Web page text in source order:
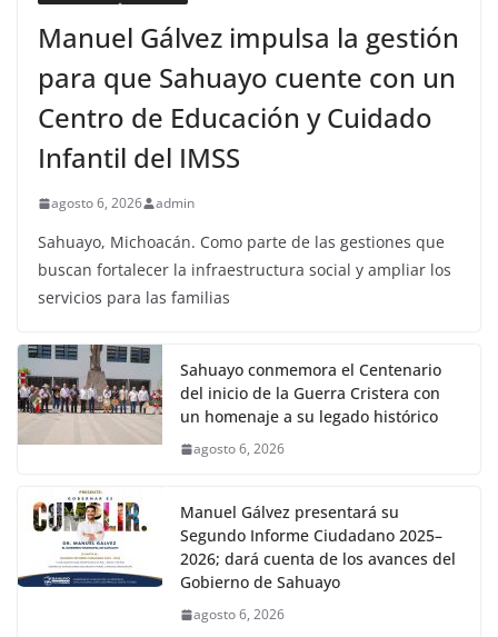
Manuel Gálvez impulsa la gestión
para que Sahuayo cuente con un
Centro de Educación y Cuidado
Infantil del IMSS
agosto 6, 2026 admin
Sahuayo, Michoacán. Como parte de las gestiones que
buscan fortalecer la infraestructura social y ampliar los
servicios para las familias
Sahuayo conmemora el Centenario
del inicio de la Guerra Cristera con
un homenaje a su legado histórico
agosto 6, 2026
Manuel Gálvez presentará su
Segundo Informe Ciudadano 2025–
2026; dará cuenta de los avances del
Gobierno de Sahuayo
agosto 6, 2026